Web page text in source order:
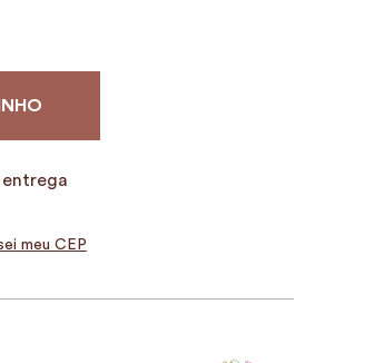
meu CEP